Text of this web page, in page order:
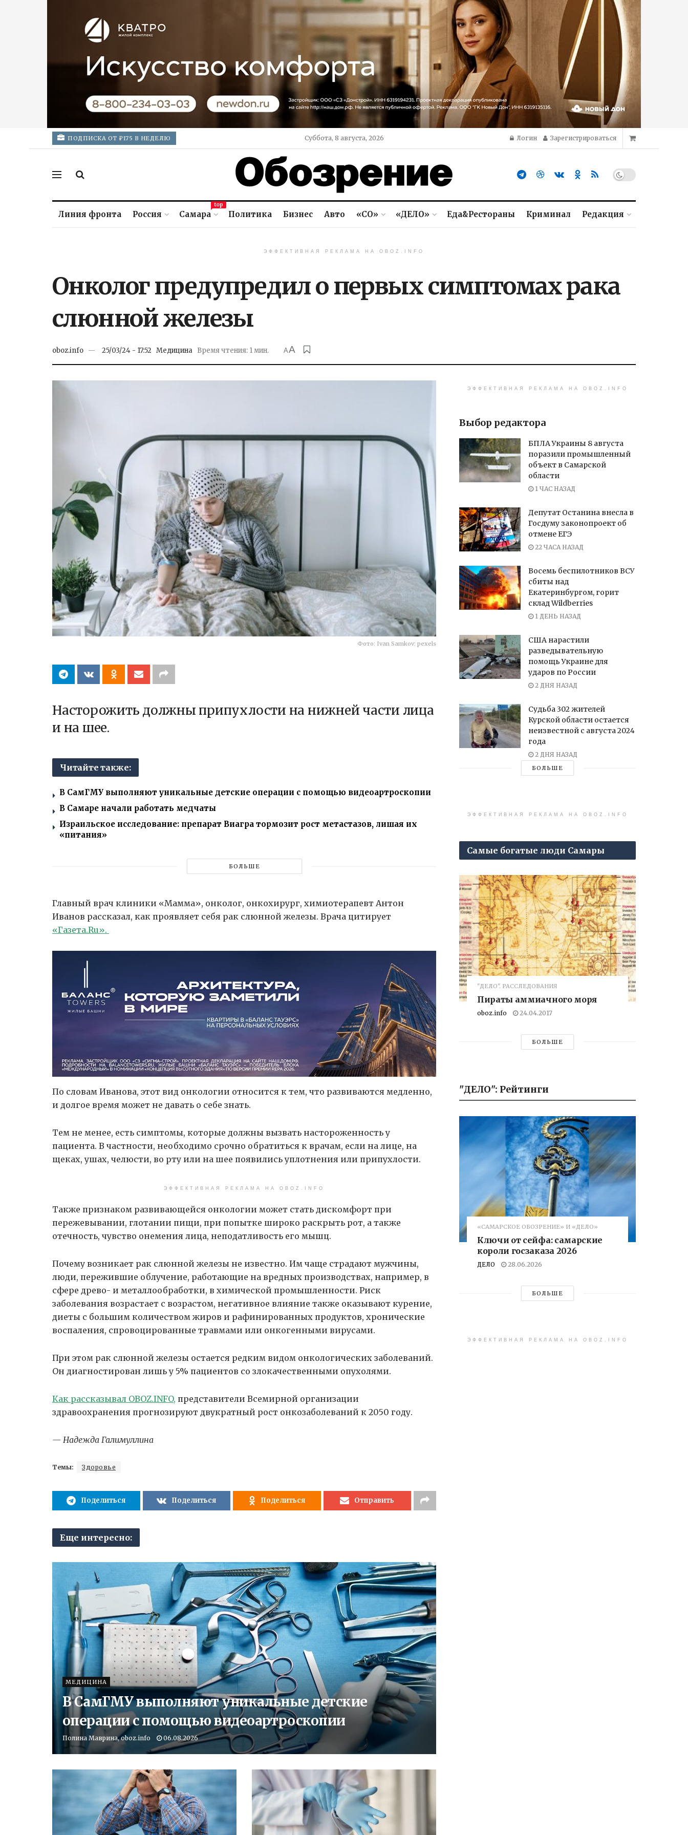
ПОДПИСКА ОТ ₽175 В НЕДЕЛЮ Суббота, 8 августа, 2026 Логин Зарегистрироваться
Линия фронта Россия Самара
top
Политика Бизнес Авто «СО» «ДЕЛО» Еда&Рестораны Криминал Редакция
ЭФФЕКТИВНАЯ РЕКЛАМА НА OBOZ.INFO
Онколог предупредил о первых симптомах рака
слюнной железы
oboz.info 25/03/24 - 17:52 Медицина Время чтения: 1 мин. AA
Фото: Ivan Samkov: pexels
Насторожить должны припухлости на нижней части лица
и на шее.
Читайте также:
В СамГМУ выполняют уникальные детские операции с помощью видеоартроскопии
В Самаре начали работать медчаты
Израильское исследование: препарат Виагра тормозит рост метастазов, лишая их
«питания»
БОЛЬШЕ
Главный врач клиники «Мамма», онколог, онкохирург, химиотерапевт Антон
Иванов рассказал, как проявляет себя рак слюнной железы. Врача цитирует
«Газета.Ru».
По словам Иванова, этот вид онкологии относится к тем, что развиваются медленно,
и долгое время может не давать о себе знать.
Тем не менее, есть симптомы, которые должны вызвать настороженность у
пациента. В частности, необходимо срочно обратиться к врачам, если на лице, на
щеках, ушах, челюсти, во рту или на шее появились уплотнения или припухлости.
ЭФФЕКТИВНАЯ РЕКЛАМА НА OBOZ.INFO
Также признаком развивающейся онкологии может стать дискомфорт при
пережевывании, глотании пищи, при попытке широко раскрыть рот, а также
отечность, чувство онемения лица, неподатливость его мышц.
Почему возникает рак слюнной железы не известно. Им чаще страдают мужчины,
люди, пережившие облучение, работающие на вредных производствах, например, в
сфере древо- и металлообработки, в химической промышленности. Риск
заболевания возрастает с возрастом, негативное влияние также оказывают курение,
диеты с большим количеством жиров и рафинированных продуктов, хронические
воспаления, спровоцированные травмами или онкогенными вирусами.
При этом рак слюнной железы остается редким видом онкологических заболеваний.
Он диагностирован лишь у 5% пациентов со злокачественными опухолями.
Как рассказывал OBOZ.INFO, представители Всемирной организации
здравоохранения прогнозируют двукратный рост онкозаболеваний к 2050 году.
— Надежда Галимуллина
Темы: Здоровье
Поделиться Поделиться Поделиться Отправить
Еще интересно:
МЕДИЦИНА
В СамГМУ выполняют уникальные детские
операции с помощью видеоартроскопии
Полина Маврина, oboz.info 06.08.2026
ЭФФЕКТИВНАЯ РЕКЛАМА НА OBOZ.INFO
Выбор редактора
БПЛА Украины 8 августа
поразили промышленный
объект в Самарской
области
1 ЧАС НАЗАД
Депутат Останина внесла в
Госдуму законопроект об
отмене ЕГЭ
22 ЧАСА НАЗАД
Восемь беспилотников ВСУ
сбиты над
Екатеринбургом, горит
склад Wildberries
1 ДЕНЬ НАЗАД
США нарастили
разведывательную
помощь Украине для
ударов по России
2 ДНЯ НАЗАД
Судьба 302 жителей
Курской области остается
неизвестной с августа 2024
года
2 ДНЯ НАЗАД
БОЛЬШЕ
ЭФФЕКТИВНАЯ РЕКЛАМА НА OBOZ.INFO
Самые богатые люди Самары
"ДЕЛО". РАССЛЕДОВАНИЯ
Пираты аммиачного моря
oboz.info 24.04.2017
БОЛЬШЕ
"ДЕЛО": Рейтинги
«САМАРСКОЕ ОБОЗРЕНИЕ» И «ДЕЛО»
Ключи от сейфа: самарские
короли госзаказа 2026
ДЕЛО 28.06.2026
БОЛЬШЕ
ЭФФЕКТИВНАЯ РЕКЛАМА НА OBOZ.INFO